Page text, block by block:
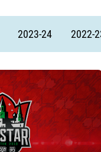
2023-24 2022-